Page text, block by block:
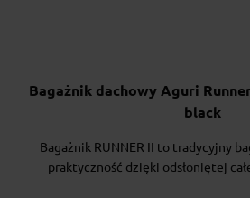
Bagażnik dachowy Aguri
black
Bagażnik RUNNER II to tradycyjny
praktyczność dzięki odsłoniętej